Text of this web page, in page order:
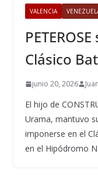
VALENCIA
Clásico
junio 20, 2026
El hijo de
Urama, mantuvo
imponerse en el
en el Hipódromo